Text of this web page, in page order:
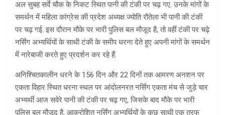
अल सुबह सर्वे चौक के निकट स्थित पानी की टंकी पर चढ़ गए. उनके मांगों के
समर्थन में महिला कांग्रेस की प्रदेश अध्यक्ष ज्योति रौतेला भी पानी की टंकी
पर चढ़ गई. इस दौरान मौके पर भारी पुलिस बल मौजूद है, तो वहीं टंकी पर चढ़े
नर्सिंग अभ्यर्थियों के साथी टंकी के समीप धरना देते हुए अपनी मांगों के समर्थन
में नारेबाजी करते हुए प्रदर्शन कर रहे हैं.
अनिश्चितकालीन धरने के 156 दिन और 22 दिनों तक आमरण अनशन पर
एकता विहार स्थित धरना स्थल पर आंदोलनरत नर्सिंग एकता मंच से जुड़े चार
अभ्यर्थी आज सवेरे पानी की टंकी पर चढ़ गए, जिसके बाद मौके पर भारी
पुलिस बल मौजूद है. आक्रोशित नर्सिंग अभ्यर्थियों के कुछ साथी एक तरफ